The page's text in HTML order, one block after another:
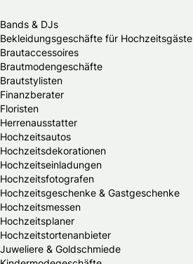
Bands & DJs
Bekleidungsgeschäfte für Hochzeitsgäste
Brautaccessoires
Brautmodengeschäfte
Brautstylisten
Finanzberater
Floristen
Herrenausstatter
Hochzeitsautos
Hochzeitsdekorationen
Hochzeitseinladungen
Hochzeitsfotografen
Hochzeitsgeschenke & Gastgeschenke
Hochzeitsmessen
Hochzeitsplaner
Hochzeitstortenanbieter
Juweliere & Goldschmiede